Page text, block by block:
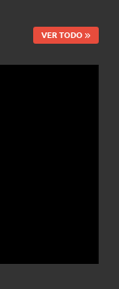
VER TODO